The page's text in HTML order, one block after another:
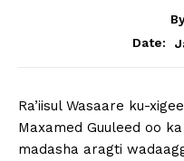
Date:
Ra’iisul Wasaare ku-
Maxamed Guuleed oo
madasha aragti